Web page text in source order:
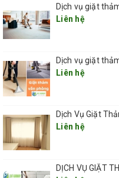
chuyên dụng hút sạch, loại
– Dùng quạt thổi để làm khô
– Sắp xếp lại đồ về vị trí ban
Dịch vụ giặt
Liên hệ
Dịch vụ giặt
Liên hệ
Liên hệ